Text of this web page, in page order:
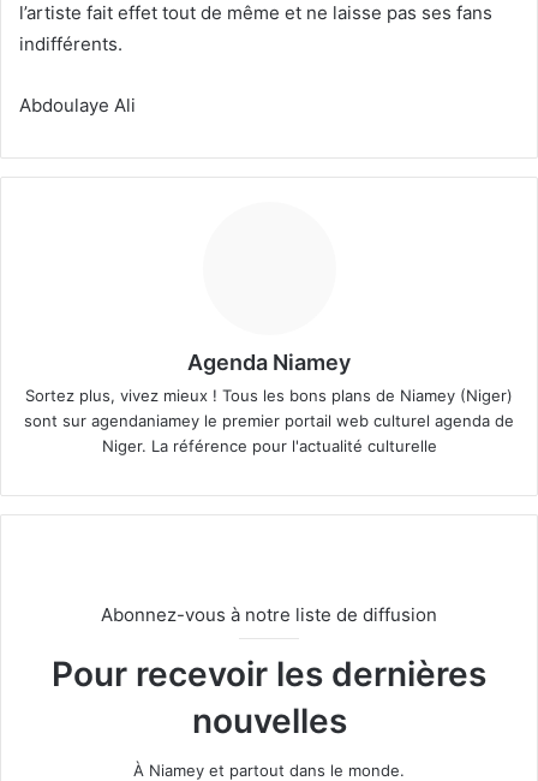
l’artiste fait effet tout de même et ne laisse pas ses fans
indifférents.
Abdoulaye Ali
Agenda Niamey
Sortez plus, vivez mieux ! Tous les bons plans de Niamey (Niger)
sont sur agendaniamey le premier portail web culturel agenda de
Niger. La référence pour l'actualité culturelle
Abonnez-vous à notre liste de diffusion
Pour recevoir les dernières
nouvelles
À Niamey et partout dans le monde.